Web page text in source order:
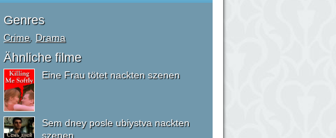
Genres
Crime, Drama
Ähnliche filme
Eine Frau tötet nackten szenen
Sem dney posle ubiystva nackten
szenen